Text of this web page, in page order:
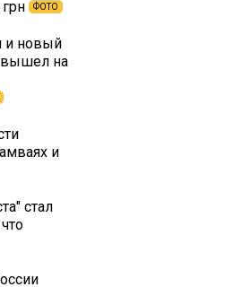
ФОТО
и новый
на
и
стал